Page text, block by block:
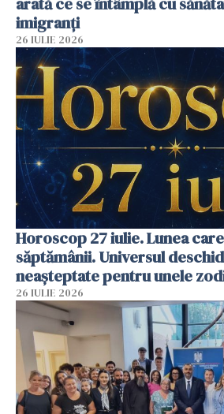
imigranți
26 IULIE 2026
Horoscop 27 iulie. Lunea
săptămânii. Universul
neașteptate pentru unele
26 IULIE 2026